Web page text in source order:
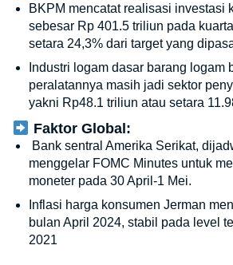
BKPM mencatat realisasi investasi
sebesar Rp 401.5 triliun pada
setara 24,3% dari target yang
Industri logam dasar barang logam
peralatannya masih jadi sektor
yakni Rp48.1 triliun atau setara
Faktor Global:
Bank sentral Amerika Serikat,
menggelar FOMC Minutes untuk
moneter pada 30 April-1 Mei.
Inflasi harga konsumen Jerman
bulan April 2024, stabil pada level
2021